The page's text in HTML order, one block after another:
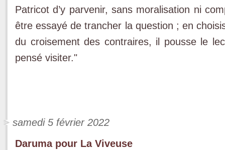
Patricot d’y parvenir, sans moralisation ni
être essayé de trancher la question ; en
du croisement des contraires, il pousse le
pensé visiter."
samedi 5 février 2022
Daruma pour La Viveuse